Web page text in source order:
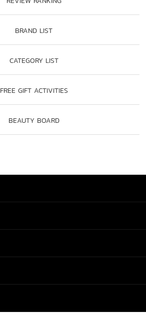
BRAND LIST
CATEGORY LIST
FREE GIFT ACTIVITIES
BEAUTY BOARD